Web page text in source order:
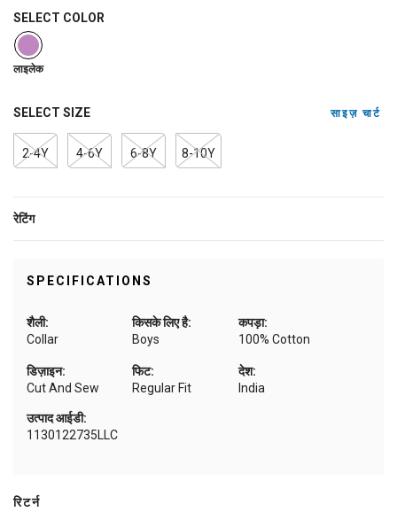
SELECT COLOR
selected
लाइलेक
SELECT SIZE साइज़ चार्ट
2-4Y 4-6Y 6-8Y 8-10Y
रेटिंग
SPECIFICATIONS
शैली:
Collar
किसके लिए है:
Boys
कपड़ा:
100% Cotton
डिज़ाइन:
Cut And Sew
फिट:
Regular Fit
देश:
India
उत्पाद आईडी:
1130122735LLC
रिटर्न